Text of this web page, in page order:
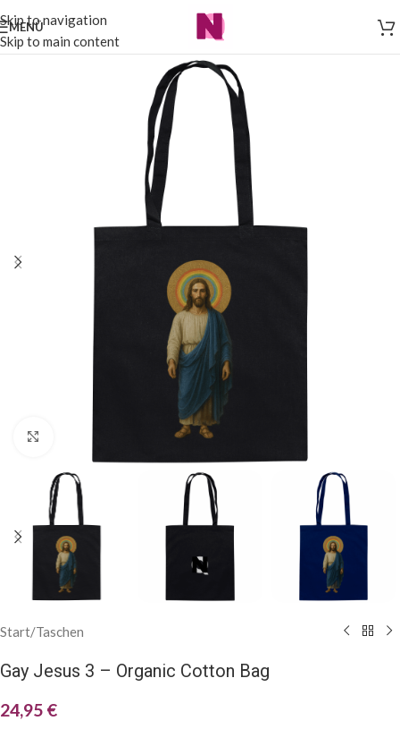
Skip to navigation
Skip to main content
MENÜ
Klick zum Vergrößern
Start/Taschen
Gay Jesus 3 – Organic Cotton Bag
24,95 €